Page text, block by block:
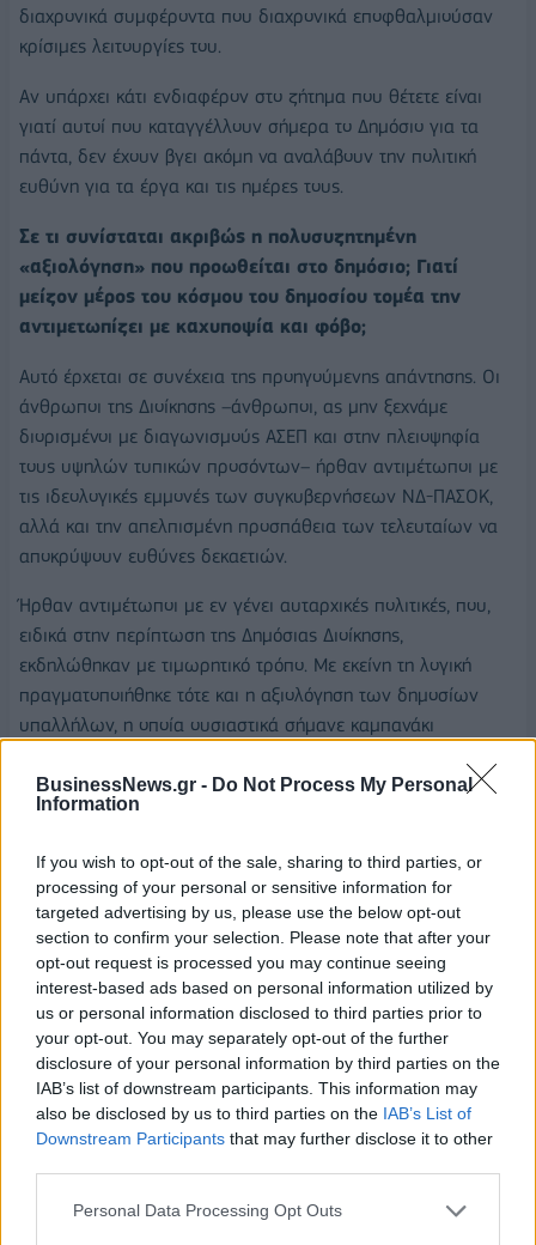
BusinessNews.gr - Do Not Process My Personal
Information
If you wish to opt-out of the sale, sharing to third parties, or
processing of your personal or sensitive information for
targeted advertising by us, please use the below opt-out
section to confirm your selection. Please note that after your
opt-out request is processed you may continue seeing
interest-based ads based on personal information utilized by
us or personal information disclosed to third parties prior to
your opt-out. You may separately opt-out of the further
disclosure of your personal information by third parties on the
IAB’s list of downstream participants. This information may
also be disclosed by us to third parties on the IAB’s List of
Downstream Participants that may further disclose it to other
Personal Data Processing Opt Outs
διαχρονικά συμφέροντα που διαχρονικά εποφθαλμιούσαν
κρίσιμες λειτουργίες του.
Αν υπάρχει κάτι ενδιαφέρον στο ζήτημα που θέτετε είναι
γιατί αυτοί που καταγγέλλουν σήμερα το Δημόσιο για τα
πάντα, δεν έχουν βγει ακόμη να αναλάβουν την πολιτική
ευθύνη για τα έργα και τις ημέρες τους.
Σε τι συνίσταται ακριβώς η πολυσυζητημένη
«αξιολόγηση» που προωθείται στο δημόσιο; Γιατί
μείζον μέρος του κόσμου του δημοσίου τομέα την
αντιμετωπίζει με καχυποψία και φόβο;
Αυτό έρχεται σε συνέχεια της προηγούμενης απάντησης. Οι
άνθρωποι της Διοίκησης –άνθρωποι, ας μην ξεχνάμε
διορισμένοι με διαγωνισμούς ΑΣΕΠ και στην πλειοψηφία
τους υψηλών τυπικών προσόντων– ήρθαν αντιμέτωποι με
τις ιδεολογικές εμμονές των συγκυβερνήσεων ΝΔ-ΠΑΣΟΚ,
αλλά και την απελπισμένη προσπάθεια των τελευταίων να
αποκρύψουν ευθύνες δεκαετιών.
Ήρθαν αντιμέτωποι με εν γένει αυταρχικές πολιτικές, που,
ειδικά στην περίπτωση της Δημόσιας Διοίκησης,
εκδηλώθηκαν με τιμωρητικό τρόπο. Με εκείνη τη λογική
πραγματοποιήθηκε τότε και η αξιολόγηση των δημοσίων
υπαλλήλων, η οποία ουσιαστικά σήμανε καμπανάκι
Αυτό δημιούργησε καχυποψία, που δεν είναι εύκολο να
κατανοητός ο όποιος φόβος. Δυστυχώς, πίσω απ’ αυτόν,
μερικές συνδικαλιστικές ηγεσίες προσπαθούν σήμερα να
κάνουν μικροπολιτική, εις βάρος τελικά των ίδιων των
υπαλλήλων.
Από την πλευρά μας διασφαλίσαμε την αξιοκρατία του νέου
συστήματος αξιολόγησης και τονίσαμε προς πάσα
κατεύθυνση ότι αυτό συνιστά ένα εργαλείο βελτίωσης των
υπαλλήλων αλλά και των δομών, ένα σημείο αναφοράς για
τη νέα κουλτούρα διοίκησης που έχει ανάγκη το Δημόσιο και
οι άνθρωποί του. Τα μηνύματα που πήραμε από τη
επιτρέπουν να συνεχίσουμε στον ίδιο δρόμο.